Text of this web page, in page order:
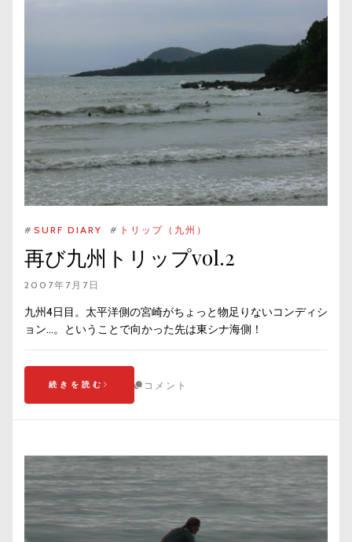
# SURF DIARY # トリップ（九州）
再び九州トリップvol.2
2007年7月7日
九州4日目。太平洋側の宮崎がちょっと物足りないコンディシ
ョン…。ということで向かった先は東シナ海側！
続きを読む コメント